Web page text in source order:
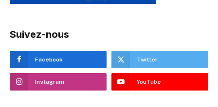
Suivez-nous
Facebook Twitter
Instagram YouTube